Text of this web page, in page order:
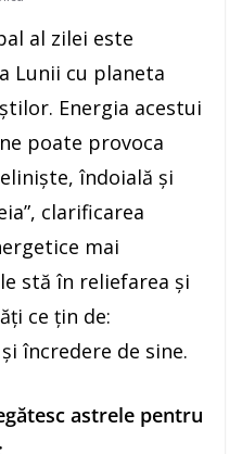
al zilei este
Lunii cu planeta
Energia acestui
poate provoca
îndoială şi
clarificarea
mai
stă în reliefarea şi
ce ţin de:
încredere de sine.
astrele pentru